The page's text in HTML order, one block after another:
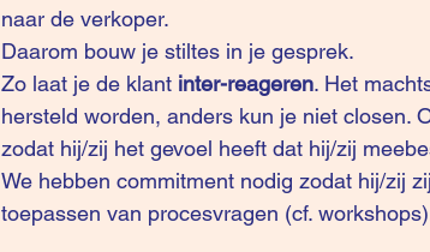
naar de verkoper.
Daarom bouw je stiltes in je gesprek.
Zo laat je de klant inter-reageren. Het
hersteld worden, anders kun je niet closen.
zodat hij/zij het gevoel heeft dat hij/zij
We hebben commitment nodig zodat hij/zij
toepassen van procesvragen (cf.